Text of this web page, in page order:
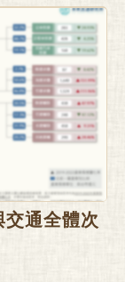
波動程度遠高
措施解除、實
領域迎來趨勢
年疫情前
助於深入了解
也能夠做為判
期發展脈絡的
交通全體次